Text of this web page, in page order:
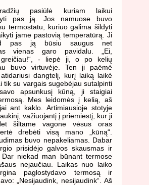
pasiūlė kuriam laikui
pas ją. Jos namuose buvo
termostatu, kuriuo galima šildyti
jame pastovią temperatūrą. Ji
pas ją būsiu saugus net
vienas garo pavidalu. „Ei,
greičiau!“, - liepė ji, o po kelių
buvo virtuvėje. Ten ji paėmė
dangtelį, kurį laiką laikė
tik su vargais sugebėjau sutalpinti
apsunkusį kūną, ji staigiai
Mes leidomės į kelią, aš
ant kaklo. Artimiausioje stotyje
važiuojantį į priemiestį, kur ji
šiltame vagone vėsus oras
drebėti visą mano „kūną“.
buvo nepakeliamas. Dabar
prisidėjo galvos skausmas ir
Dar niekad man būnant termose
nejaučiau. Laikas nuo laiko
paglostydavo termosą ir
„Nesijaudink, nesijaudink“. Aš